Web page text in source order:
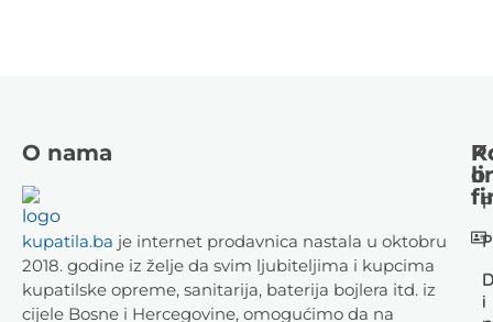
O nama
kupatila.ba je internet prodavnica nastala u oktobru
2018. godine iz želje da svim ljubiteljima i kupcima
kupatilske opreme, sanitarija, baterija bojlera itd. iz
cijele Bosne i Hercegovine, omogućimo da na
i
o